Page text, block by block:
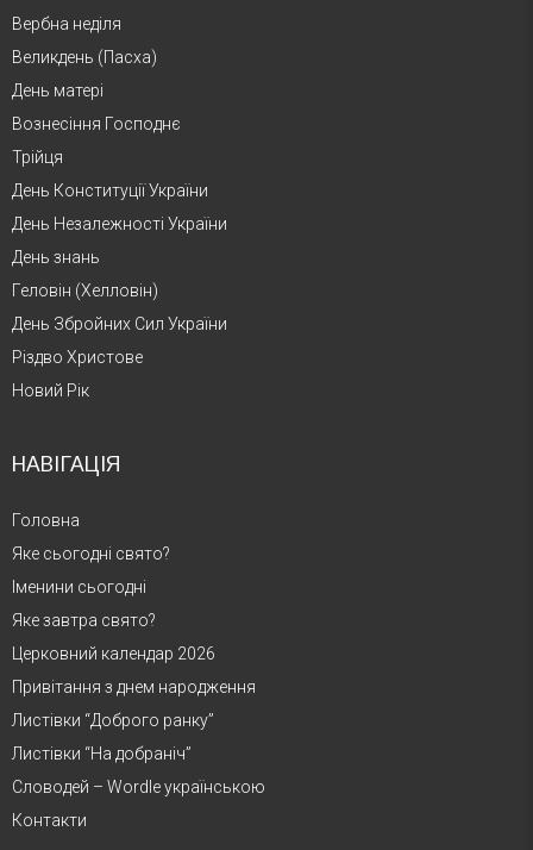
Вербна неділя
Великдень (Пасха)
День матері
Вознесіння Господнє
Трійця
День Конституції України
День Незалежності України
День знань
Геловін (Хелловін)
День Збройних Сил України
Різдво Христове
Новий Рік
НАВІГАЦІЯ
Головна
Яке сьогодні свято?
Іменини сьогодні
Яке завтра свято?
Церковний календар 2026
Привітання з днем народження
Листівки “Доброго ранку”
Листівки “На добраніч”
Словодей – Wordle українською
Контакти